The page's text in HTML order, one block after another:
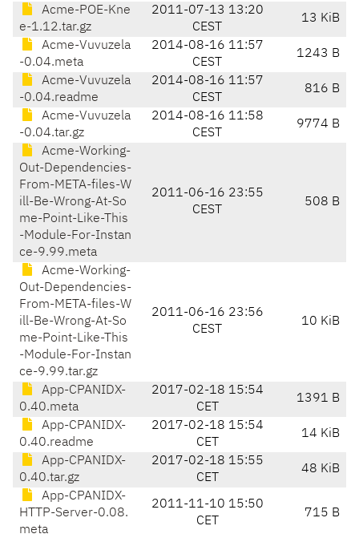
Acme-POE-Kne
e-1.12.tar.gz
2011-07-13 13:20
CEST
13 KiB
Acme-Vuvuzela
-0.04.meta
2014-08-16 11:57
CEST
1243 B
Acme-Vuvuzela
-0.04.readme
2014-08-16 11:57
CEST
816 B
Acme-Vuvuzela
-0.04.tar.gz
2014-08-16 11:58
CEST
9774 B
Acme-Working-
Out-Dependencies-
From-META-files-W
ill-Be-Wrong-At-So
me-Point-Like-This
-Module-For-Instan
ce-9.99.meta
2011-06-16 23:55
CEST
508 B
Acme-Working-
Out-Dependencies-
From-META-files-W
ill-Be-Wrong-At-So
me-Point-Like-This
-Module-For-Instan
ce-9.99.tar.gz
2011-06-16 23:56
CEST
10 KiB
App-CPANIDX-
0.40.meta
2017-02-18 15:54
CET
1391 B
App-CPANIDX-
0.40.readme
2017-02-18 15:54
CET
14 KiB
App-CPANIDX-
0.40.tar.gz
2017-02-18 15:55
CET
48 KiB
App-CPANIDX-
HTTP-Server-0.08.
meta
2011-11-10 15:50
CET
715 B